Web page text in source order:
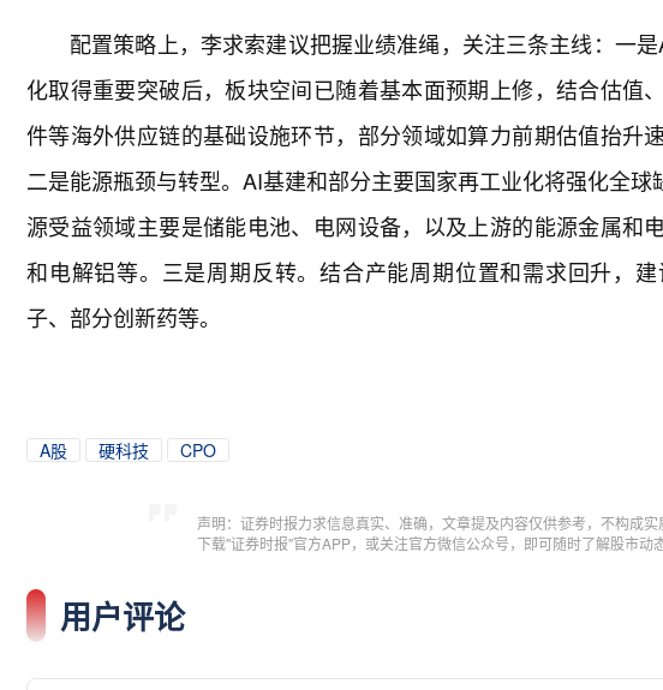
配置策略上，李求索建议把握业绩准绳，关注三条主线：一
化取得重要突破后，板块空间已随着基本面预期上修，结合估值
件等海外供应链的基础设施环节，部分领域如算力前期估值抬升
二是能源瓶颈与转型。AI基建和部分主要国家再工业化将强化全
源受益领域主要是储能电池、电网设备，以及上游的能源金属和
和电解铝等。三是周期反转。结合产能周期位置和需求回升，
子、部分创新药等。
A股 硬科技 CPO
声明：证券时报力求信息真实、准确，文章提及内容仅供参考，不构成
下载"证券时报"官方APP，或关注官方微信公众号，即可随时了解股市动
用户评论